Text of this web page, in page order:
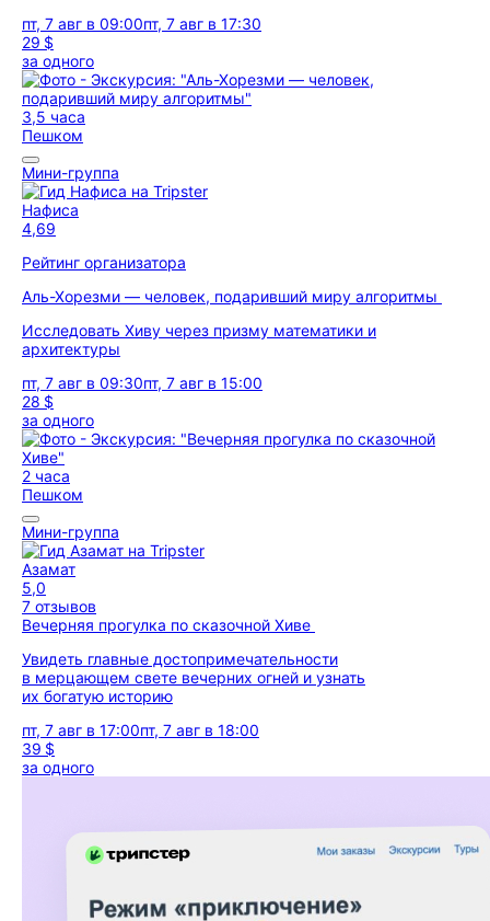
пт, 7 авг в 09:00пт, 7 авг в 17:30
29 $
за одного
3,5 часа
Пешком
Мини-группа
Нафиса
4,69
Рейтинг организатора
Аль-Хорезми — человек, подаривший миру алгоритмы
Исследовать Хиву через призму математики и
архитектуры
пт, 7 авг в 09:30пт, 7 авг в 15:00
28 $
за одного
2 часа
Пешком
Мини-группа
Азамат
5,0
7 отзывов
Вечерняя прогулка по сказочной Хиве
Увидеть главные достопримечательности
в мерцающем свете вечерних огней и узнать
их богатую историю
пт, 7 авг в 17:00пт, 7 авг в 18:00
39 $
за одного